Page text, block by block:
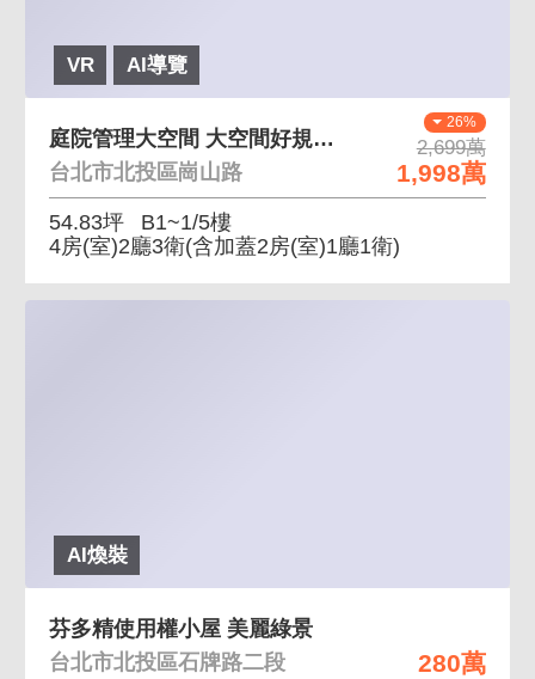
VR AI導覽
26%
2,699萬
1,998萬
庭院管理大空間 大空間好規劃，天然瓦斯
台北市北投區崗山路
54.83坪
B1~1/5樓
4房(室)2廳3衛(含加蓋2房(室)1廳1衛)
AI煥裝
280萬
芬多精使用權小屋 美麗綠景
台北市北投區石牌路二段